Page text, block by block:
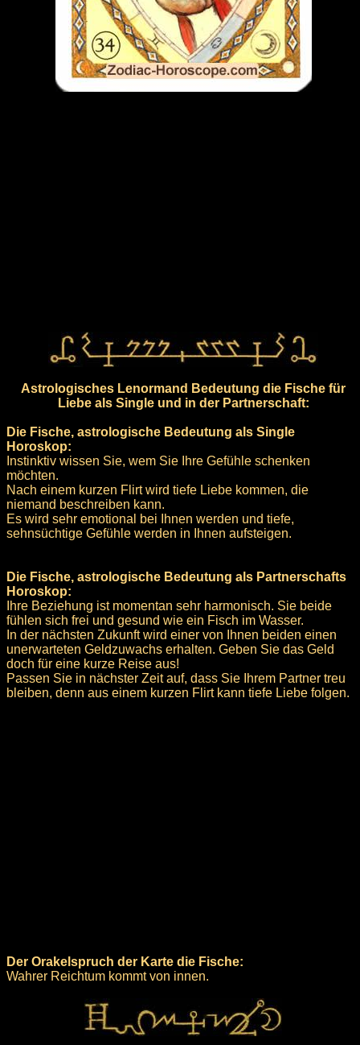
Astrologisches Lenormand Bedeutung die Fische für
Liebe als Single und in der Partnerschaft:
Die Fische, astrologische Bedeutung als Single
Horoskop:
Instinktiv wissen Sie, wem Sie Ihre Gefühle schenken
möchten.
Nach einem kurzen Flirt wird tiefe Liebe kommen, die
niemand beschreiben kann.
Es wird sehr emotional bei Ihnen werden und tiefe,
sehnsüchtige Gefühle werden in Ihnen aufsteigen.
Die Fische, astrologische Bedeutung als Partnerschafts
Horoskop:
Ihre Beziehung ist momentan sehr harmonisch. Sie beide
fühlen sich frei und gesund wie ein Fisch im Wasser.
In der nächsten Zukunft wird einer von Ihnen beiden einen
unerwarteten Geldzuwachs erhalten. Geben Sie das Geld
doch für eine kurze Reise aus!
Passen Sie in nächster Zeit auf, dass Sie Ihrem Partner treu
bleiben, denn aus einem kurzen Flirt kann tiefe Liebe folgen.
Der Orakelspruch der Karte die Fische:
Wahrer Reichtum kommt von innen.